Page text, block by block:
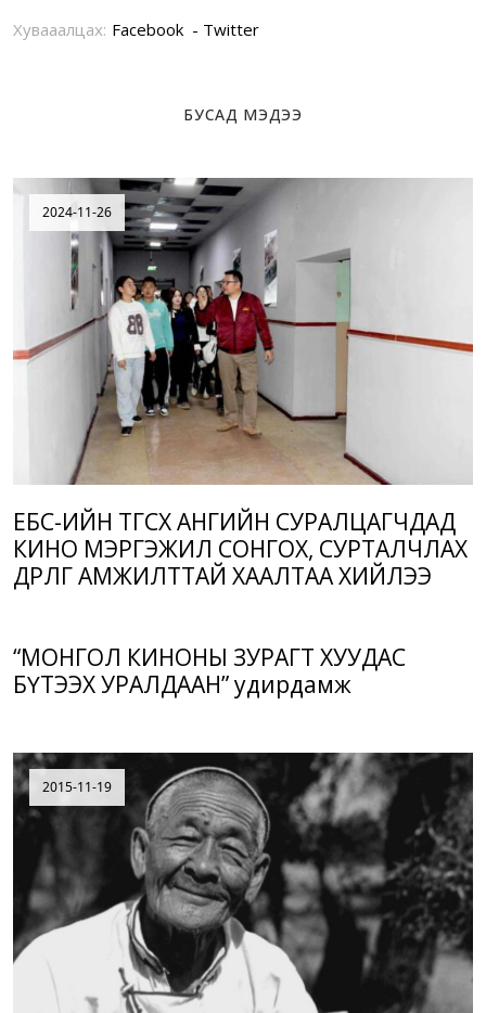
Хувааалцах: Facebook Twitter
БУСАД МЭДЭЭ
2024-11-26
ЕБС-ИЙН ТӨГСӨХ АНГИЙН СУРАЛЦАГЧДАД
КИНО МЭРГЭЖИЛ СОНГОХ, СУРТАЛЧЛАХ
ӨДӨРЛӨГ АМЖИЛТТАЙ ХААЛТАА ХИЙЛЭЭ
“МОНГОЛ КИНОНЫ ЗУРАГТ ХУУДАС
БҮТЭЭХ УРАЛДААН” удирдамж
2015-11-19